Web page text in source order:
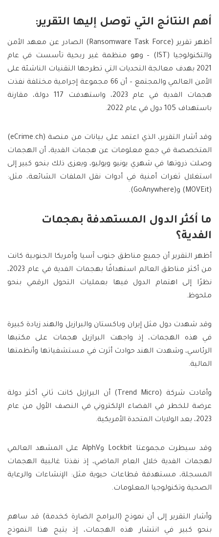
أهم النتائج التي توصل إليها التقرير:
أظهر تقرير (Ransomware Task Force) الصادر عن معهد الأمن
والتكنولوجيا (IST) – وهو منظمة غير ربحية تأسست في عام
2021 بهدف معالجة التحديات التي تطرحها التقنيات الناشئة على
الأمن العالمي والمجتمع – أن 66 مجموعة إجرامية مختلفة نفذت
هجمات الفدية في عام 2023، واستهدفت 117 دولة، مقارنة
باستهداف 105 دول في عام 2022.
وقد أشار التقرير، الذي اعتمد على بيانات من منصة (eCrime.ch)
المتخصصة في جمع معلومات عن هجمات الفدية، أن الهجمات
وصلت ذروتها في شهري يونيو ويوليو، ويعزى ذلك بنحو كبير إلى
استغلال ثغرات أمنية في أدوات نقل الملفات الشائعة، مثل:
(MOVEit) و(GoAnywhere).
ما أكثر الدول المستهدفة بهجمات
الفدية؟
أظهر التقرير أن جميع مناطق جنوب آسيا وأمريكا الجنوبية كانت
من أكثر مناطق العالم استهدافًا بهجمات الفدية في عام 2023،
نظرًا إلى اهتمام الدول فيها بعمليات التحول الرقمي بنحو
ملحوظ.
وقد شهدت دول مثل إيران وباكستان والبرازيل والهند زيادة كبيرة
في هذه الهجمات، إذ واجهت البرازيل هجمات على مكتبها
الرئاسي، وشهدت الهند حوادث أثرت في مستشفياتها وأنظمتها
المالية.
وأفادت شركة (Trend Micro) أن البرازيل كانت ثاني أكثر دولة
عرضة للخطر في الفضاء الإلكتروني في النصف الأول من عام
2023، بعد الولايات المتحدة الأمريكية.
وقد سيطرت مجموعتا Lockbit وAlphV على المشهد العالمي
لهجمات الفدية خلال العام الماضي، إذ نفذتا غالبية الهجمات
المسجلة، مستهدفة قطاعات حيوية مثل: الإنشاءات والرعاية
الصحية وتكنولوجيا المعلومات.
وأشار التقرير إلى أن نموذج (البرامج الضارة كخدمة) قد ساهم
بنحو كبير في انتشار هذه الهجمات، إذ يتيح هذا النموذج